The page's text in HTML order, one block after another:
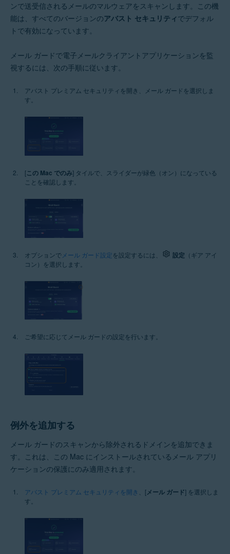
ンで送受信されるメールのマルウェアをスキャンします。この機
能は、すべてのバージョンのアバスト セキュリティ でデフォル
トで有効になっています。
メール ガードで電子メールクライアントアプリケーションを監
視するには、次の手順に従います。
アバスト プレミアム セキュリティを開き、メール ガードを選択しま
す。
[この Mac でのみ] タイルで、スライダーが緑色（オン）になっている
ことを確認します。
オプションでメール ガード設定を設定するには、 設定 （ギア アイ
コン）を選択します。
ご希望に応じてメール ガードの設定を行います。
例外を追加する
メール ガードのスキャンから除外されるドメインを追加できま
す。これは、この Mac にインストールされているメール アプリ
ケーションの保護にのみ適用されます。
アバスト プレミアム セキュリティを開き 、[メール ガード] を選択しま
す。